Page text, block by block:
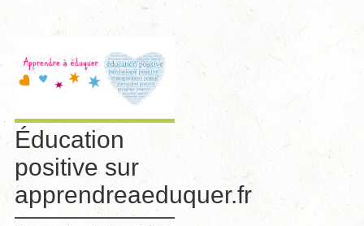
Éducation
positive sur
apprendreaeduquer.fr